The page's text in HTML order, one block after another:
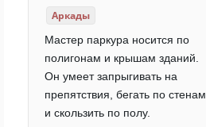
Аркады
Мастер паркура носится по
полигонам и крышам зданий.
Он умеет запрыгивать на
препятствия, бегать по стенам
и скользить по полу.